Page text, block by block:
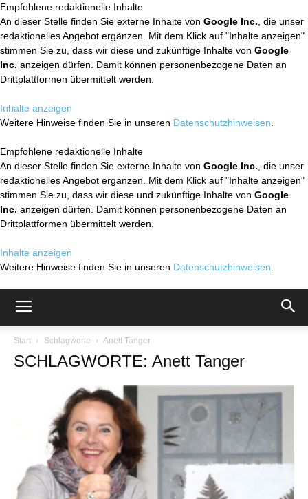
Empfohlene redaktionelle Inhalte
An dieser Stelle finden Sie externe Inhalte von Google Inc. , die unser
redaktionelles Angebot ergänzen. Mit dem Klick auf "Inhalte anzeigen"
stimmen Sie zu, dass wir diese und zukünftige Inhalte von Google
Inc. anzeigen dürfen. Damit können personenbezogene Daten an
Drittplattformen übermittelt werden.
Inhalte anzeigen
Weitere Hinweise finden Sie in unseren Datenschutzhinweisen
Empfohlene redaktionelle Inhalte
An dieser Stelle finden Sie externe Inhalte von Google Inc. , die unser
redaktionelles Angebot ergänzen. Mit dem Klick auf "Inhalte anzeigen"
stimmen Sie zu, dass wir diese und zukünftige Inhalte von Google
Inc. anzeigen dürfen. Damit können personenbezogene Daten an
Drittplattformen übermittelt werden.
Inhalte anzeigen
Weitere Hinweise finden Sie in unseren Datenschutzhinweisen
Start Schlagworte Anett Tanger
SCHLAGWORTE: Anett Tanger